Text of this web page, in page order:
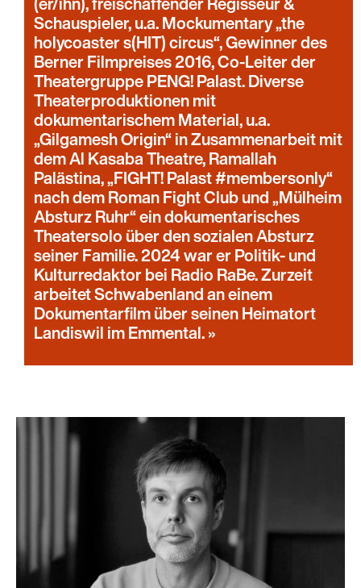
Schauspieler, u.a. Mockumentary „the
holycoaster s(HIT) circus“, Gewinner des
Berner Filmpreises 2016, Co-Leiter der
Theatergruppe PENG! Palast. Diverse
Theaterproduktionen mit
dokumentarischem Material, u.a.
„Gilgamesh Origin“ in Zusammenarbeit mit
dem Al Kasaba Theatre, Ramallah
Palästina, „FIGHT! Palast #membersonly“
nach dem Roman Fight Club und „Mülheim
Absturz Ruhr“ ein dokumentarisches
Theatersolo über den sozialen Absturz
seiner Familie. 2024 war er Politik- und
Kulturredaktor bei Radio RaBe. Zurzeit
arbeitet Schwabenland an einem
Dokumentarfilm über seinen Heimatort
Landiswil im Emmental.